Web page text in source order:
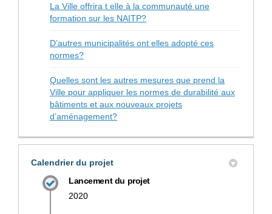
La Ville offrira t elle à la communauté une
formation sur les NAITP?
D’autres municipalités ont elles adopté ces
normes?
Quelles sont les autres mesures que prend la
Ville pour appliquer les normes de durabilité aux
bâtiments et aux nouveaux projets
d’aménagement?
Calendrier du projet
Lancement du projet
2020